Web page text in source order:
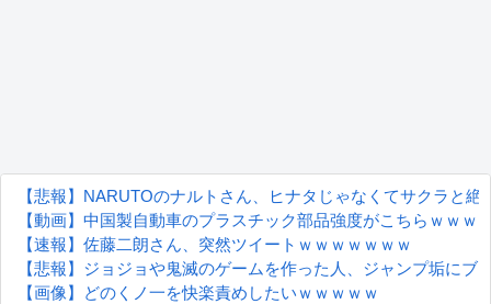
【悲報】NARUTOのナルトさん、ヒナタじゃなくてサクラと
【動画】中国製自動車のプラスチック部品強度がこちらｗｗｗ
【速報】佐藤二朗さん、突然ツイートｗｗｗｗｗｗｗ
【悲報】ジョジョや鬼滅のゲームを作った人、ジャンプ垢にブ
【画像】どのくノ一を快楽責めしたいｗｗｗｗｗ